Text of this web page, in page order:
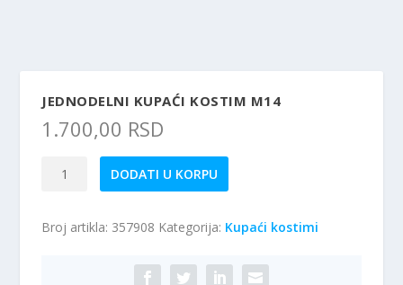
JEDNODELNI KUPAĆI KOSTIM M14
1.700,00 RSD
M14
DODATI U KORPU
Broj artikla: 357908 Kategorija: Kupaći kostimi